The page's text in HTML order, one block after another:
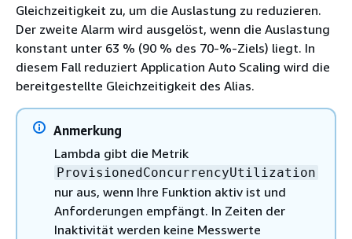
Gleichzeitigkeit zu, um die Auslastung zu reduzieren.
Der zweite Alarm wird ausgelöst, wenn die Auslastung
konstant unter 63 % (90 % des 70-%-Ziels) liegt. In
diesem Fall reduziert Application Auto Scaling wird die
bereitgestellte Gleichzeitigkeit des Alias.
Anmerkung
Lambda gibt die Metrik
ProvisionedConcurrencyUtilization
nur aus, wenn Ihre Funktion aktiv ist und
Anforderungen empfängt. In Zeiten der
Inaktivität werden keine Messwerte